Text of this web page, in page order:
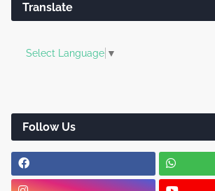
Translate
Select Language ▼
Follow Us